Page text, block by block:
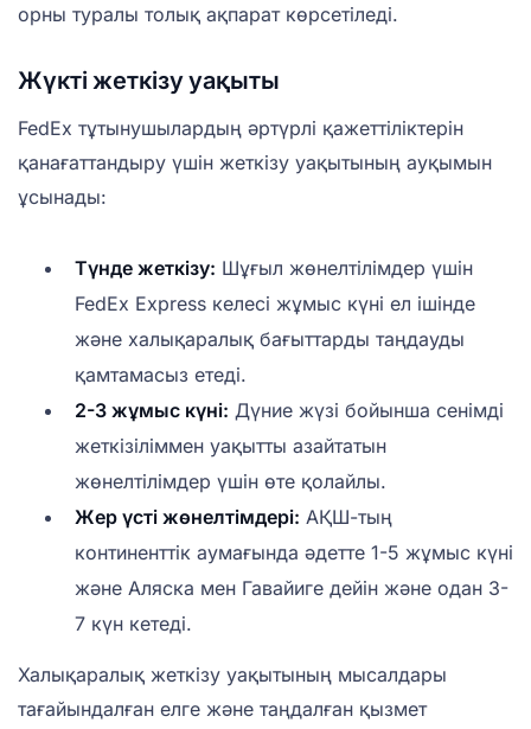
орны туралы толық ақпарат көрсетіледі.
Жүкті жеткізу уақыты
FedEx тұтынушылардың әртүрлі қажеттіліктерін
қанағаттандыру үшін жеткізу уақытының ауқымын
ұсынады:
Түнде жеткізу: Шұғыл жөнелтілімдер үшін
FedEx Express келесі жұмыс күні ел ішінде
және халықаралық бағыттарды таңдауды
қамтамасыз етеді.
2-3 жұмыс күні: Дүние жүзі бойынша сенімді
жеткізіліммен уақытты азайтатын
жөнелтілімдер үшін өте қолайлы.
Жер үсті жөнелтімдері: АҚШ-тың
континенттік аумағында әдетте 1-5 жұмыс күні
және Аляска мен Гавайиге дейін және одан 3-
7 күн кетеді.
Халықаралық жеткізу уақытының мысалдары
тағайындалған елге және таңдалған қызмет